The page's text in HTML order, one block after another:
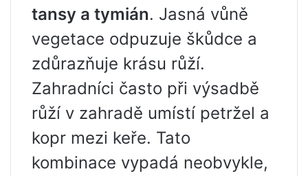
tansy a tymián. Jasná vůně
vegetace odpuzuje škůdce a
zdůrazňuje krásu růží.
Zahradníci často při výsadbě
růží v zahradě umístí petržel a
kopr mezi keře. Tato
kombinace vypadá neobvykle,